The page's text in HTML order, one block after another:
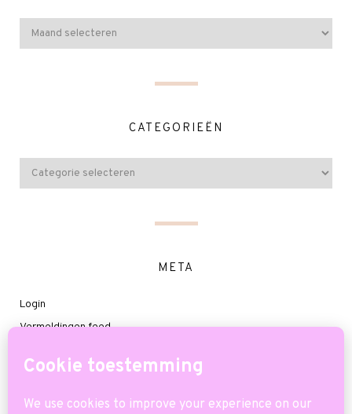
CATEGORIEËN
META
Login
Vermeldingen feed
WordPress.org